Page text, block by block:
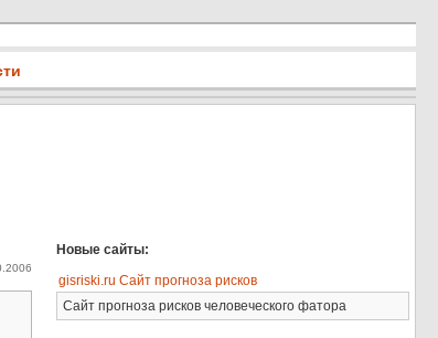
Новые сайты:
gisriski.ru Сайт прогноза рисков
Сайт прогноза рисков человеческого фатора